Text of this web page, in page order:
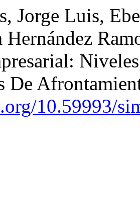
Jorge Luis,
Hernández
De
10.59993/